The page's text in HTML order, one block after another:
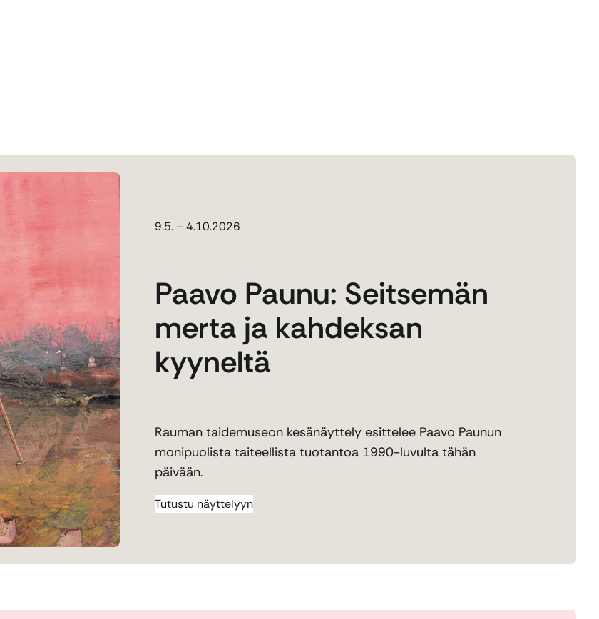
9.5. – 4.10.2026
Paavo Paunu: Seitsemän
merta ja kahdeksan
kyyneltä
Rauman taidemuseon kesänäyttely esittelee Paavo Paunun
monipuolista taiteellista tuotantoa 1990-luvulta tähän
päivään.
Tutustu näyttelyyn